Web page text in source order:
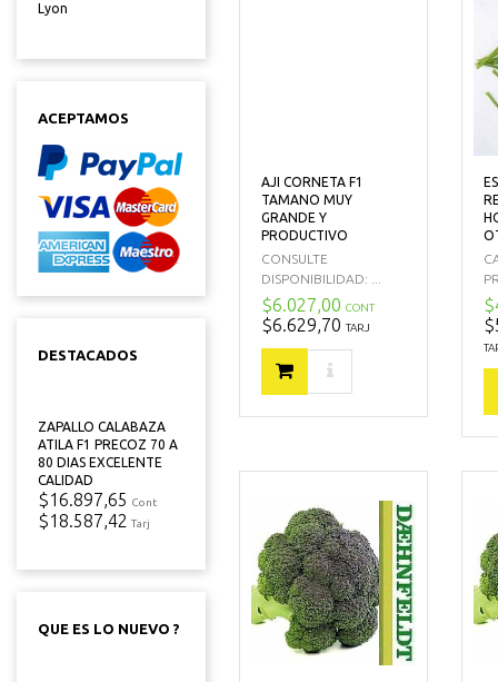
Lyon
ACEPTAMOS
DESTACADOS
ZAPALLO CALABAZA
ATILA F1 PRECOZ 70 A
80 DIAS EXCELENTE
CALIDAD
$16.897,65 Cont
$18.587,42 Tarj
QUE ES LO NUEVO ?
AJI CORNETA F1
TAMANO MUY
GRANDE Y
PRODUCTIVO
CONSULTE
DISPONIBILIDAD: ...
$6.027,00 CONT
$6.629,70 TARJ